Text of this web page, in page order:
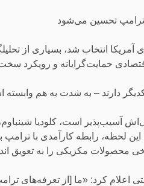
ترامپ تحسین می‌شود
انتخاب شد، بسیاری از
حمایت‌گرایانه و رویکرد
– که مرزی در حدود ۳۱۴۰ کیلومتر با یکدیگر دارند – به
آسیب‌پذیر است، کلودیا
لحظه، رابطه کارآمدی با ترامپ
محصولات مکزیکی را به تعویق
کرد: «ما [از تعرفه‌های